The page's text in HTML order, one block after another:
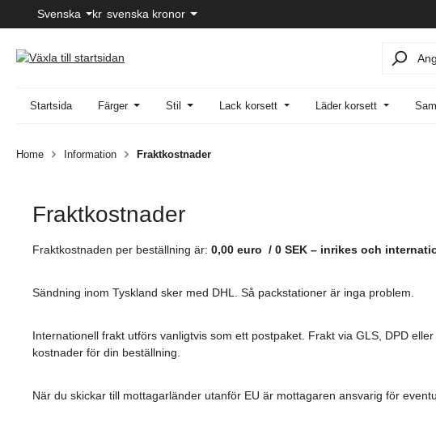
till huvudinnehåll
Hoppa till sökning
Hoppa till huvudnavigering
Svenska kr svenska kronor
Startsida Färger Stil Lack korsett Läder korsett
Home Information Fraktkostnader
Fraktkostnader
Fraktkostnaden per beställning är: 0,00 euro / 0 SEK – inrikes och
Sändning inom Tyskland sker med DHL. Så packstationer är inga problem.
Internationell frakt utförs vanligtvis som ett postpaket. Frakt via GLS, DPD
kostnader för din beställning.
När du skickar till mottagarländer utanför EU är mottagaren ansvarig för